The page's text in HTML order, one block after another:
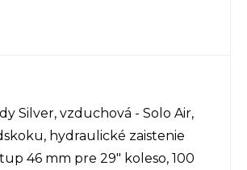
Silver, vzduchová - Solo Air,
hydraulické zaistenie
46 mm pre 29" koleso, 100